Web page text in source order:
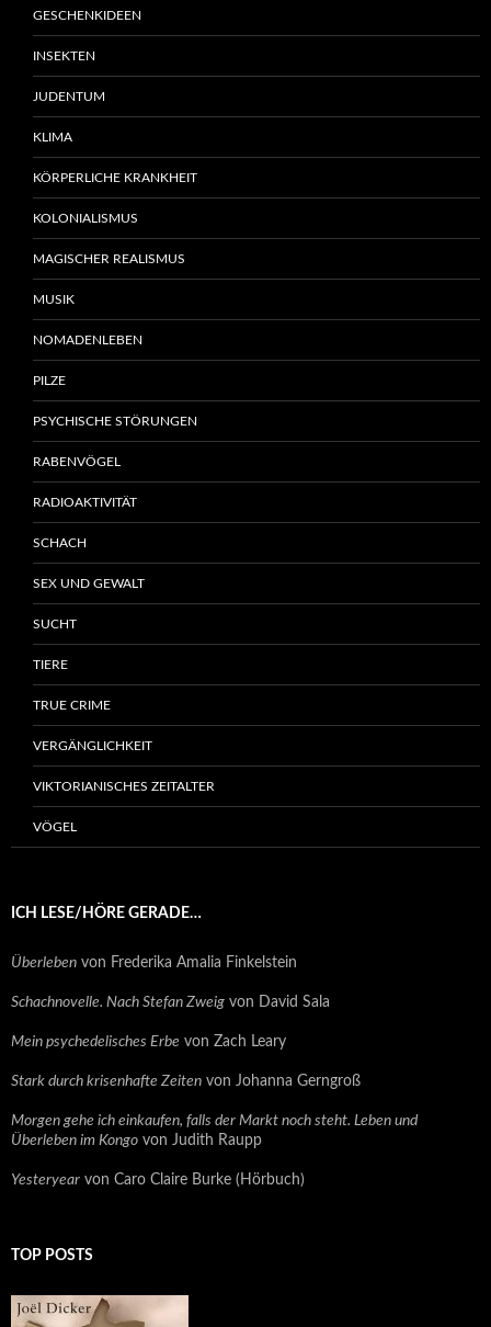
GESCHENKIDEEN
INSEKTEN
JUDENTUM
KLIMA
KÖRPERLICHE KRANKHEIT
KOLONIALISMUS
MAGISCHER REALISMUS
MUSIK
NOMADENLEBEN
PILZE
PSYCHISCHE STÖRUNGEN
RABENVÖGEL
RADIOAKTIVITÄT
SCHACH
SEX UND GEWALT
SUCHT
TIERE
TRUE CRIME
VERGÄNGLICHKEIT
VIKTORIANISCHES ZEITALTER
VÖGEL
ICH LESE/HÖRE GERADE…
Überleben von Frederika Amalia Finkelstein
Schachnovelle. Nach Stefan Zweig von David Sala
Mein psychedelisches Erbe von Zach Leary
Stark durch krisenhafte Zeiten von Johanna Gerngroß
Morgen gehe ich einkaufen, falls der Markt noch steht. Leben und
Überleben im Kongo von Judith Raupp
Yesteryear von Caro Claire Burke (Hörbuch)
TOP POSTS